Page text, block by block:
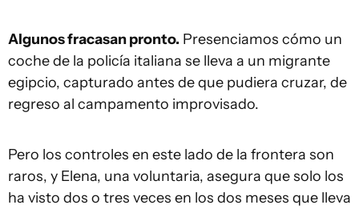
Algunos fracasan pronto. Presenciamos cómo un
coche de la policía italiana se lleva a un migrante
egipcio, capturado antes de que pudiera cruzar, de
regreso al campamento improvisado.
Pero los controles en este lado de la frontera son
raros, y Elena, una voluntaria, asegura que solo los
ha visto dos o tres veces en los dos meses que lleva